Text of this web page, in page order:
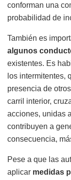
conforman una
probabilidad de
También es
algunos
existentes. Es
los intermitentes,
presencia de
carril interior,
acciones, unidas
contribuyen a
consecuencia,
Pese a que las
aplicar medidas